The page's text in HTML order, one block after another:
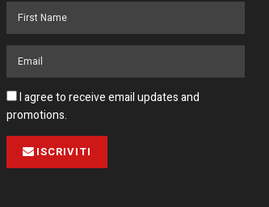
I agree to receive email updates and
promotions.
ISCRIVITI